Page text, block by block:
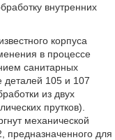
внутренних
корпуса
в процессе
санитарных
деталей 105 и 107
из двух
прутков).
механической
для